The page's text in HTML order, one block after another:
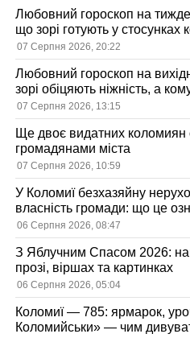
Любовний гороскоп на
що зорі готують у стосунках
07 Серпня 2026, 20:22
Любовний гороскоп на
зорі обіцяють ніжність, а
07 Серпня 2026, 13:15
Ще двоє видатних коломиян
громадянами міста
07 Серпня 2026, 10:59
У Коломиї безхазяйну
власність громади: що це
06 Серпня 2026, 08:47
З Яблучним Спасом 2026:
прозі, віршах та картинках
06 Серпня 2026, 05:04
Коломиї — 785: ярмарок,
Коломийськи» — чим